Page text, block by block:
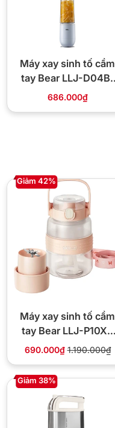
Máy xay sinh tố cầm
tay Bear LLJ-D04B1
150W
686.000₫
Giảm 42%
Máy xay sinh tố cầm
tay Bear LLJ-P10X5
70W
690.000₫ 1.190.000₫
Giảm 38%